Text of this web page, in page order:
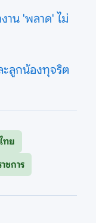
าน 'พลาด' ไม่
ลูกน้องทุจริต
ทย
ชการ